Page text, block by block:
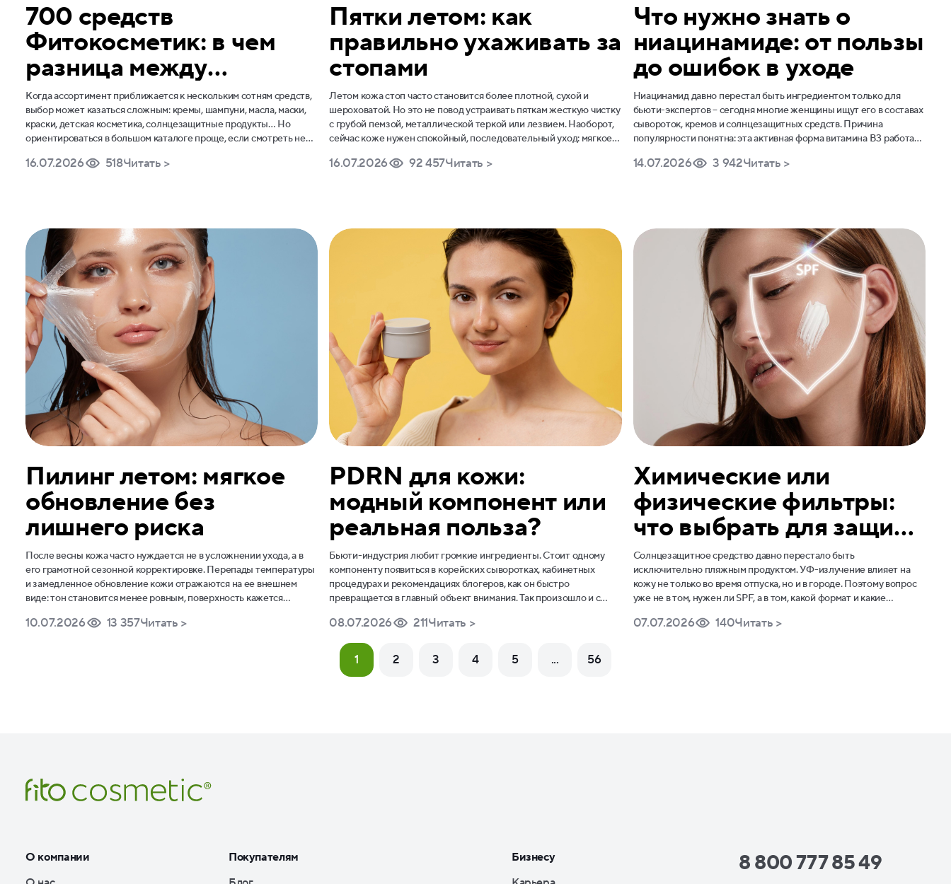
700 средств
Фитокосметик: в чем
разница между
линейками?
Когда ассортимент приближается к нескольким сотням средств,
выбор может казаться сложным: кремы, шампуни, масла, маски,
краски, детская косметика, солнцезащитные продукты… Но
ориентироваться в большом каталоге проще, если смотреть не
каждой серии Фитокосметик есть свой фокус внимания и свои
16.07.2026 518Читать >
Пятки летом: как
правильно ухаживать за
стопами
Летом кожа стоп часто становится более плотной, сухой и
шероховатой. Но это не повод устраивать пяткам жесткую чистку
с грубой пемзой, металлической теркой или лезвием. Наоборот,
сейчас коже нужен спокойный, последовательный уход: мягкое
защитного барьера.
16.07.2026 92 457Читать >
Что нужно знать о
ниацинамиде: от пользы
до ошибок в уходе
Ниацинамид давно перестал быть ингредиентом только для
бьюти-экспертов – сегодня многие женщины ищут его в составах
сывороток, кремов и солнцезащитных средств. Причина
популярности понятна: эта активная форма витамина B3 работает
несколько частых задач ухода – от неровного тона до ощущения
14.07.2026 3 942Читать >
Пилинг летом: мягкое
обновление без
лишнего риска
После весны кожа часто нуждается не в усложнении ухода, а в
его грамотной сезонной корректировке. Перепады температуры
и замедленное обновление кожи отражаются на ее внешнем
виде: тон становится менее ровным, поверхность кажется
комфортно.
10.07.2026 13 357Читать >
PDRN для кожи:
модный компонент или
реальная польза?
Бьюти-индустрия любит громкие ингредиенты. Стоит одному
компоненту появиться в корейских сыворотках, кабинетных
процедурах и рекомендациях блогеров, как он быстро
превращается в главный объект внимания. Так произошло и с
ДНК лососевых рыб.
08.07.2026 211Читать >
Химические или
физические фильтры:
что выбрать для защиты
от солнца?
Солнцезащитное средство давно перестало быть
исключительно пляжным продуктом. УФ-излучение влияет на
кожу не только во время отпуска, но и в городе. Поэтому вопрос
уже не в том, нужен ли SPF, а в том, какой формат и какие
07.07.2026 140Читать >
1 2 3 4 5 ... 56
О компании
Покупателям
Бизнесу
8 800 777 85 49